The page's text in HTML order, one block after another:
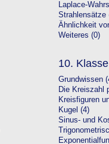
Laplace-
Strahlensätze
Ähnlichkeit
Weiteres (0)
10. Klasse
Grundwissen
Die Kreiszahl
Kreisfiguren
Kugel (4)
Sinus- und